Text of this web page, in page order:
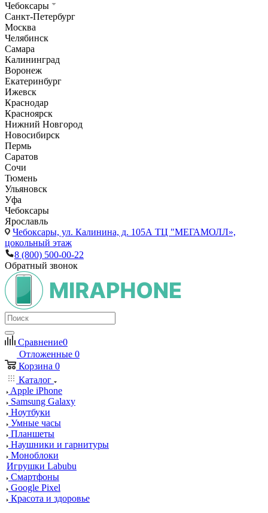
Чебоксары
Санкт-Петербург
Москва
Челябинск
Самара
Калининград
Воронеж
Екатеринбург
Ижевск
Краснодар
Красноярск
Нижний Новгород
Новосибирск
Пермь
Саратов
Сочи
Тюмень
Ульяновск
Уфа
Чебоксары
Ярославль
Чебоксары, ул. Калинина, д. 105А ТЦ "МЕГАМОЛЛ»,
цокольный этаж
8 (800) 500-00-22
Обратный звонок
Сравнение0
Отложенные 0
Корзина 0
Каталог
Apple iPhone
Samsung Galaxy
Ноутбуки
Умные часы
Планшеты
Наушники и гарнитуры
Моноблоки
Игрушки Labubu
Смартфоны
Google Pixel
Красота и здоровье